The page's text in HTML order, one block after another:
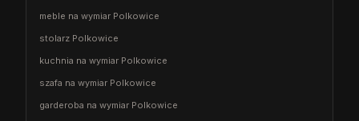
meble na wymiar Polkowice
stolarz Polkowice
kuchnia na wymiar Polkowice
szafa na wymiar Polkowice
garderoba na wymiar Polkowice